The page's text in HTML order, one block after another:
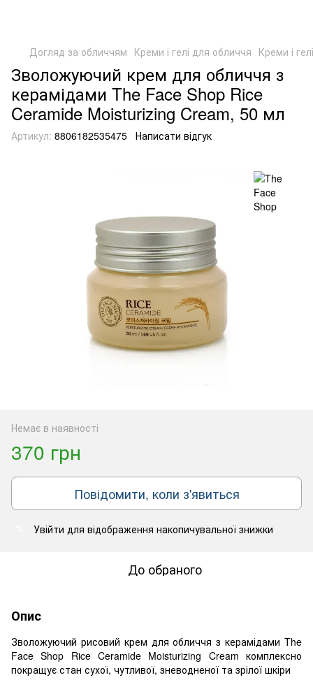
Догляд за обличчям Креми і гелі для обличчя Креми і
Зволожуючий крем для обличчя з
керамідами The Face Shop Rice
Ceramide Moisturizing Cream, 50 мл
Артикул: 8806182535475 Написати відгук
Немає в наявності
370 грн
Повідомити, коли з'явиться
Увійти для відображення накопичувальної знижки
До обраного
Опис
Зволожуючий рисовий крем для обличчя з керамідами The
Face Shop Rice Ceramide Moisturizing Cream комплексно
покращує стан сухої, чутливої, зневодненої та зрілої шкіри